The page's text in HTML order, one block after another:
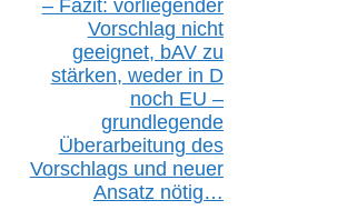
– Fazit: vorliegender
Vorschlag nicht
geeignet, bAVzu
stärken, weder in D
noch EU –
grundlegende
Überarbeitung des
Vorschlags und neuer
Ansatz nötig…